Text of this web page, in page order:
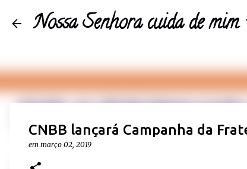
Nossa Senhora cuida de
CNBB lançará Campanha da
em março 02, 2019